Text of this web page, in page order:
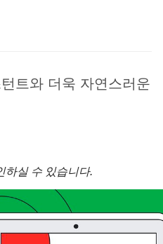
트와 더욱 자연스러운
하실 수 있습니다.